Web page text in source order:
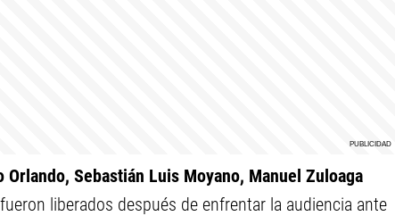
Sebastián Luis Moyano, Manuel Zuloaga
liberados después de enfrentar la audiencia ante